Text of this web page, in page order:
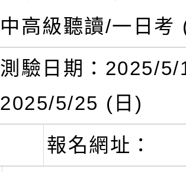
中高級聽讀/一日考
測驗日期：2025/
2025/5/25 (日)
報名網址：